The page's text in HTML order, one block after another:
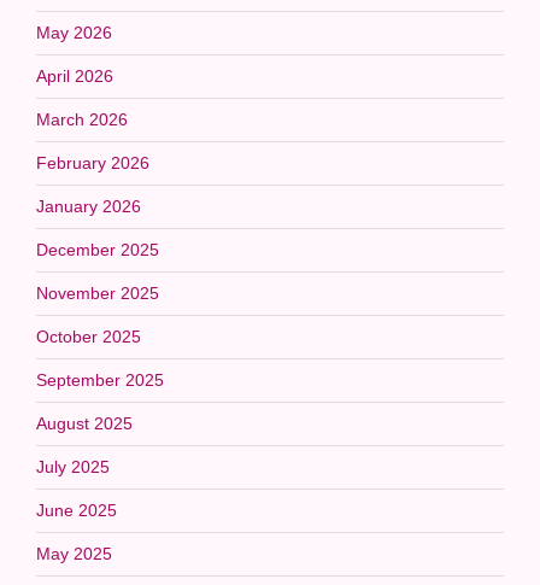
May 2026
April 2026
March 2026
February 2026
January 2026
December 2025
November 2025
October 2025
September 2025
August 2025
July 2025
June 2025
May 2025